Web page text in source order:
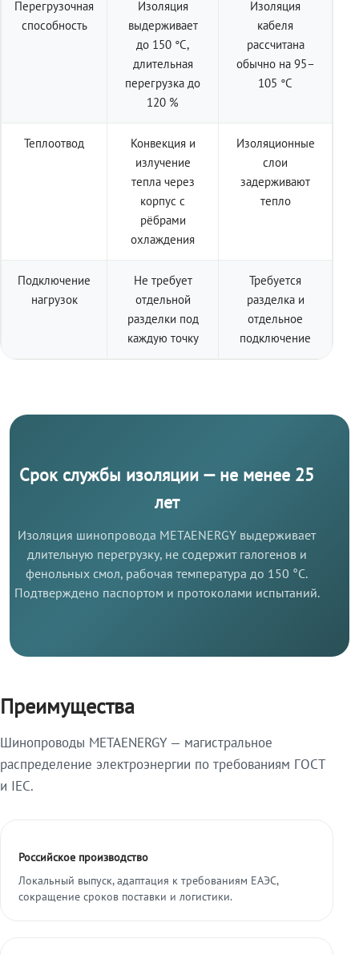
Перегрузочная
способность
Изоляция
выдерживает
до 150 °C,
длительная
перегрузка до
120 %
Изоляция
кабеля
рассчитана
обычно на 95–
105 °C
Теплоотвод
Конвекция и
излучение
тепла через
корпус с
рёбрами
охлаждения
Изоляционные
слои
задерживают
тепло
Подключение
нагрузок
Не требует
отдельной
разделки под
каждую точку
Требуется
разделка и
отдельное
подключение
Срок службы изоляции — не менее 25
лет
Изоляция шинопровода METAENERGY выдерживает
длительную перегрузку, не содержит галогенов и
фенольных смол, рабочая температура до 150 °C.
Подтверждено паспортом и протоколами испытаний.
Преимущества
Шинопроводы METAENERGY — магистральное
распределение электроэнергии по требованиям ГОСТ
и IEC.
Российское производство
Локальный выпуск, адаптация к требованиям ЕАЭС,
сокращение сроков поставки и логистики.